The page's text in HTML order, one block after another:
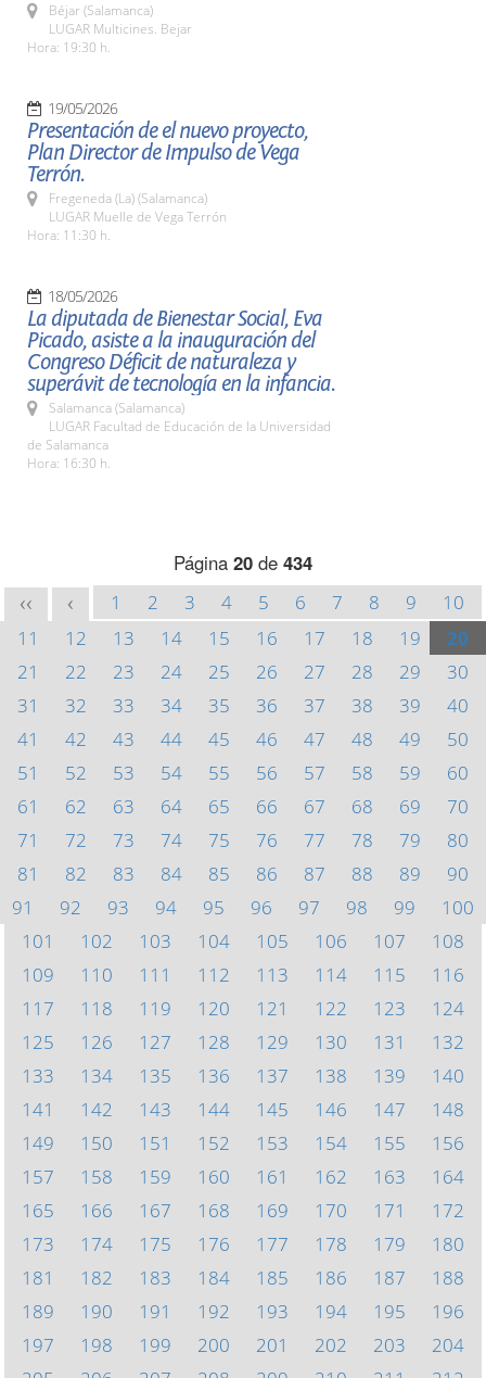
Béjar (Salamanca)
LUGAR Multicines. Bejar
Hora: 19:30 h.
19/05/2026
Presentación de el nuevo proyecto,
Plan Director de Impulso de Vega
Terrón.
Fregeneda (La) (Salamanca)
LUGAR Muelle de Vega Terrón
Hora: 11:30 h.
18/05/2026
La diputada de Bienestar Social, Eva
Picado, asiste a la inauguración del
Congreso Déficit de naturaleza y
superávit de tecnología en la infancia.
Salamanca (Salamanca)
LUGAR Facultad de Educación de la Universidad
de Salamanca
Hora: 16:30 h.
Página 20 de 434
<< < 1 2 3 4 5 6 7 8 9
10
11
12 13 14 15 16 17 18 19
20
21
22 23 24 25 26 27 28 29
30
31
32 33 34 35 36 37 38 39
40
41
42 43 44 45 46 47 48 49
50
51
52 53 54 55 56 57 58 59
60
61
62 63 64 65 66 67 68 69
70
71
72 73 74 75 76 77 78 79
80
81
82 83 84 85 86 87 88 89
90
91
92 93 94 95 96 97 98 99
100
101
102 103 104 105 106 107
108
109
110 111 112 113 114 115
116
117
118 119 120 121 122 123
124
125
126 127 128 129 130 131
132
133
134 135 136 137 138 139
140
141
142 143 144 145 146 147
148
149
150 151 152 153 154 155
156
157
158 159 160 161 162 163
164
165
166 167 168 169 170 171
172
173
174 175 176 177 178 179
180
181
182 183 184 185 186 187
188
189
190 191 192 193 194 195
196
197
198 199 200 201 202 203
204